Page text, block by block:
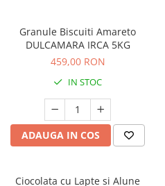
Granule Biscuiti Amareto
DULCAMARA IRCA 5KG
459,00 RON
IN STOC
ADAUGA IN COS
Ciocolata cu Lapte si Alune